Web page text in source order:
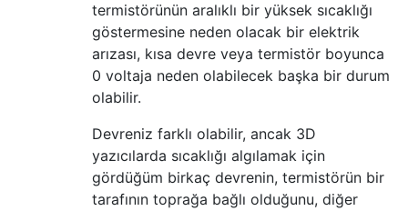
termistörünün aralıklı bir yüksek sıcaklığı
göstermesine neden olacak bir elektrik
arızası, kısa devre veya termistör boyunca
0 voltaja neden olabilecek başka bir durum
olabilir.
Devreniz farklı olabilir, ancak 3D
yazıcılarda sıcaklığı algılamak için
gördüğüm birkaç devrenin, termistörün bir
tarafının toprağa bağlı olduğunu, diğer